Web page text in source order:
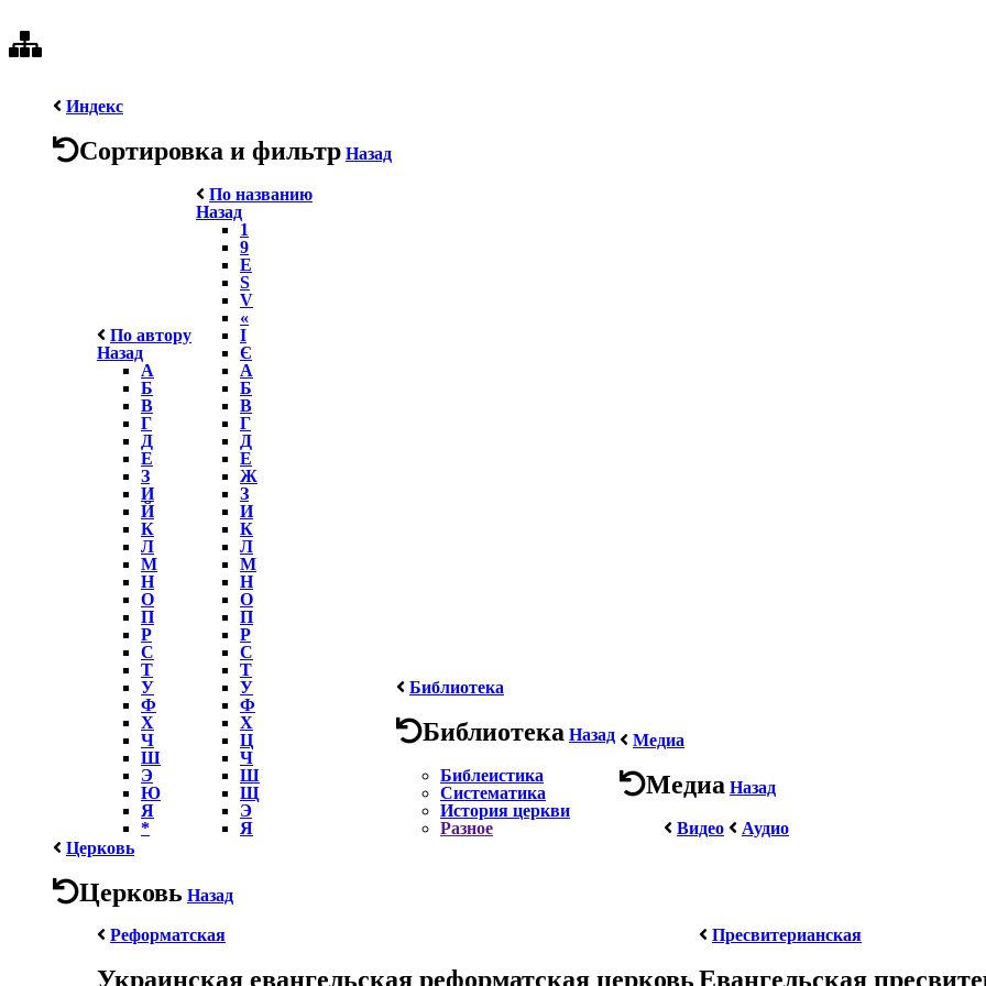
Индекс
Сортировка и фильтр Назад
По автору
Назад
А
Б
В
Г
Д
Е
З
И
Й
К
Л
М
Н
О
П
Р
С
Т
У
Ф
Х
Ч
Ш
Э
Ю
Я
*
По названию
Назад
1
9
E
S
V
«
І
Є
А
Б
В
Г
Д
Е
Ж
З
И
К
Л
М
Н
О
П
Р
С
Т
У
Ф
Х
Ц
Ч
Ш
Щ
Э
Я
Библиотека
Библиотека Назад
Библеистика
Систематика
История церкви
Разное
Медиа
Медиа Назад
Видео
Аудио
Церковь
Церковь Назад
Реформатская
Украинская евангельская реформатская церковь
Пресвитерианская
Евангельская